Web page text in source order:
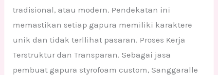
tradisional, atau modern. Pendekatan ini
memastikan setiap gapura memiliki karaktere
unik dan tidak terllihat pasaran. Proses Kerja
Terstruktur dan Transparan. Sebagai jasa
pembuat gapura styrofoam custom, Sanggaralle